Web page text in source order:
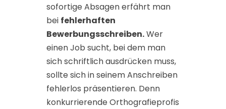
sofortige Absagen erfährt man
bei fehlerhaften
Bewerbungsschreiben.Wer
einen Job sucht, bei dem man
sich schriftlich ausdrücken muss,
sollte sich in seinem Anschreiben
fehlerlos präsentieren. Denn
konkurrierende Orthografieprofis